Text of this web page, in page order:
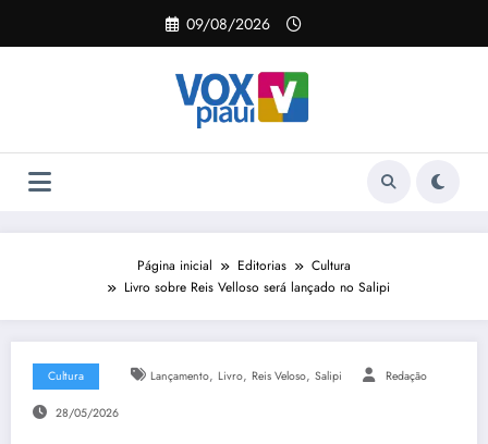
o
09/08/2026
Página inicial Editorias
Cultura
Livro sobre Reis Velloso será lançado no Salipi
Cultura Lançamento, Livro, Reis Veloso, Salipi Redação
28/05/2026